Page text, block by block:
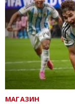
МАГАЗИН